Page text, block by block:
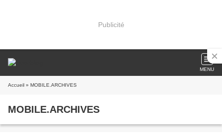
Publicité
MENU
Accueil » MOBILE.ARCHIVES
MOBILE.ARCHIVES